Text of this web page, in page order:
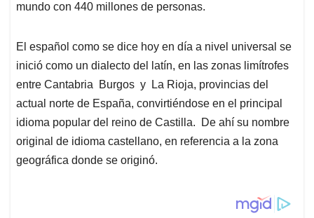
mundo con 440 millones de personas.
El español como se dice hoy en día a nivel universal se
inició como un dialecto del latín, en las zonas limítrofes
entre Cantabria Burgos y La Rioja, provincias del
actual norte de España, convirtiéndose en el principal
idioma popular del reino de Castilla. De ahí su nombre
original de idioma castellano, en referencia a la zona
geográfica donde se originó.